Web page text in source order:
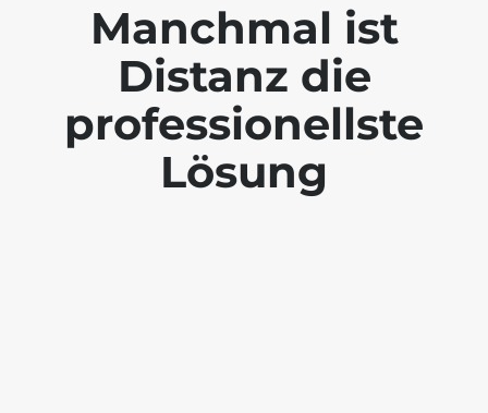
Manchmal ist
Distanz die
professionellste
Lösung